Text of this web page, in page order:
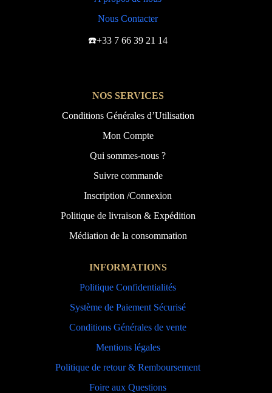
Nous Contacter
☎️+33 7 66 39 21 14
NOS SERVICES
Conditions Générales d’Utilisation
Mon Compte
Qui sommes-nous ?
Suivre commande
Inscription /Connexion
Politique de livraison & Expédition
Médiation de la consommation
INFORMATIONS
Politique Confidentialités
Système de Paiement Sécurisé
Conditions Générales de vente
Mentions légales
Politique de retour & Remboursement
Foire aux Questions